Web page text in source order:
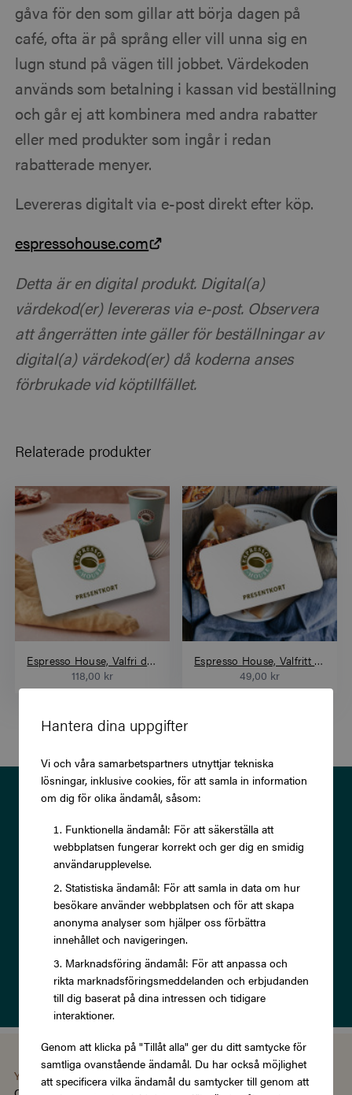
Hantera dina uppgifter
Vi och våra samarbetspartners utnyttjar tekniska
lösningar, inklusive cookies, för att samla in information
om dig för olika ändamål, såsom:
Funktionella ändamål: För att säkerställa att
webbplatsen fungerar korrekt och ger dig en smidig
användarupplevelse.
Statistiska ändamål: För att samla in data om hur
besökare använder webbplatsen och för att skapa
anonyma analyser som hjälper oss förbättra
innehållet och navigeringen.
Marknadsföring ändamål: För att anpassa och
rikta marknadsföringsmeddelanden och erbjudanden
till dig baserat på dina intressen och tidigare
interaktioner.
Genom att klicka på "Tillåt alla" ger du ditt samtycke för
samtliga ovanstående ändamål. Du har också möjlighet
att specificera vilka ändamål du samtycker till genom att
gåva för den som gillar att börja dagen på
café, ofta är på språng eller vill unna sig en
lugn stund på vägen till jobbet. Värdekoden
används som betalning i kassan vid beställning
och går ej att kombinera med andra rabatter
eller med produkter som ingår i redan
rabatterade menyer.
Levereras digitalt via e-post direkt efter köp.
espressohouse.com
Detta är en digital produkt. Digital(a)
värdekod(er) levereras via e-post. Observera
att ångerrätten inte gäller för beställningar av
digital(a) värdekod(er) då koderna anses
förbrukade vid köptillfället.
Relaterade produkter
Espresso House, Valfri dryck+valfritt bakverk
118,00 kr
Espresso House, Valfritt bakverk
49,00 kr
Prenumerera på vårt nyhetsbrev
och ta del av exklusiva
erbjudanden och rabatter!
Prenumerera
Läs om vårIntegritetspolicy
You're using the Swedish version of Zupergift